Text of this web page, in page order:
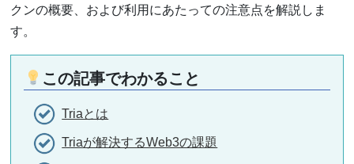
クンの概要、および利用にあたっての注意点を解説しま
す。
この記事でわかること
Triaとは
Triaが解決するWeb3の課題